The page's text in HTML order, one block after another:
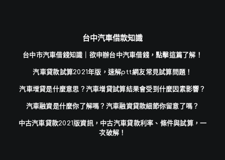
台中汽車借款知識
台中市汽車借錢知識｜欲申辦台中汽車借錢，點擊這篇了解！
汽車貸款試算2021年版，速解ptt網友常見試算問題！
汽車增貸是什麼意思？汽車增貸試算結果會受到什麼因素影響？
汽車融資是什麼你了解嗎？汽車融資貸款細節你留意了嗎？
中古汽車貸款2021版資訊，中古汽車貸款利率、條件與試算，一
次破解！